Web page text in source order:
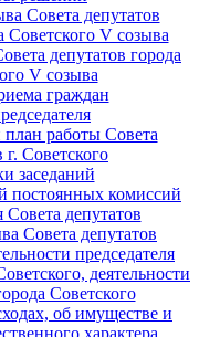
Совета депутатов
Советского V созыва
депутатов города
V созыва
граждан
работы Совета
г. Советского
заседаний
постоянных комиссий
депутатов
Совета депутатов
председателя
деятельности
Советского
об имуществе и